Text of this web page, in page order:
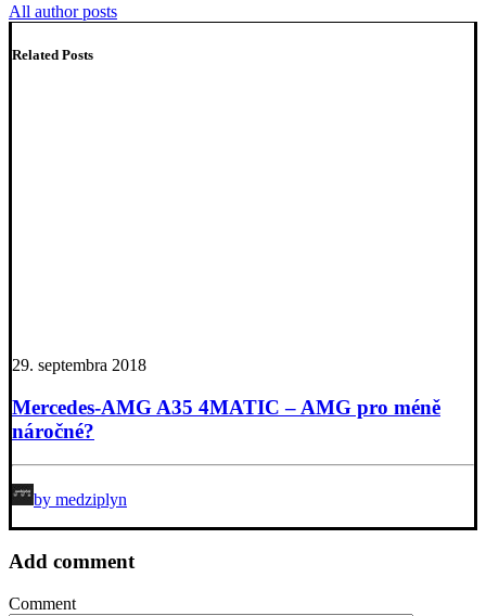
All author posts
Related Posts
29. septembra 2018
Mercedes-AMG A35 4MATIC – AMG pro méně
náročné?
by medziplyn
Add comment
Comment